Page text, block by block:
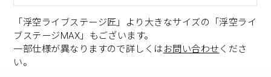
「浮空ライブステージ匠」より大きなサイズの「浮空ライ
ブステージMAX」もございます。
一部仕様が異なりますので詳しくは お問い合わせ くださ
い。